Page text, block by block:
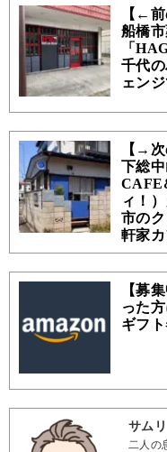
【←前
船橋
「
千代
ェン
【→次
下総
ィ！
市の
軒家
【募
った
ギフ
サムリ
二人の